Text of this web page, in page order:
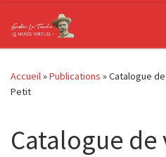
Passer au contenu
Accueil»Publications »Catalogue
Petit
Catalogue de